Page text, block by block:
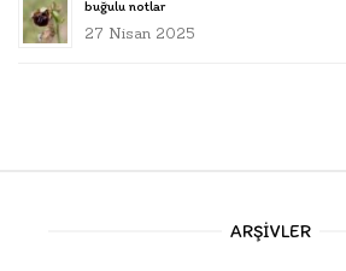
buğulu notlar
27 Nisan 2025
ARŞIVLER